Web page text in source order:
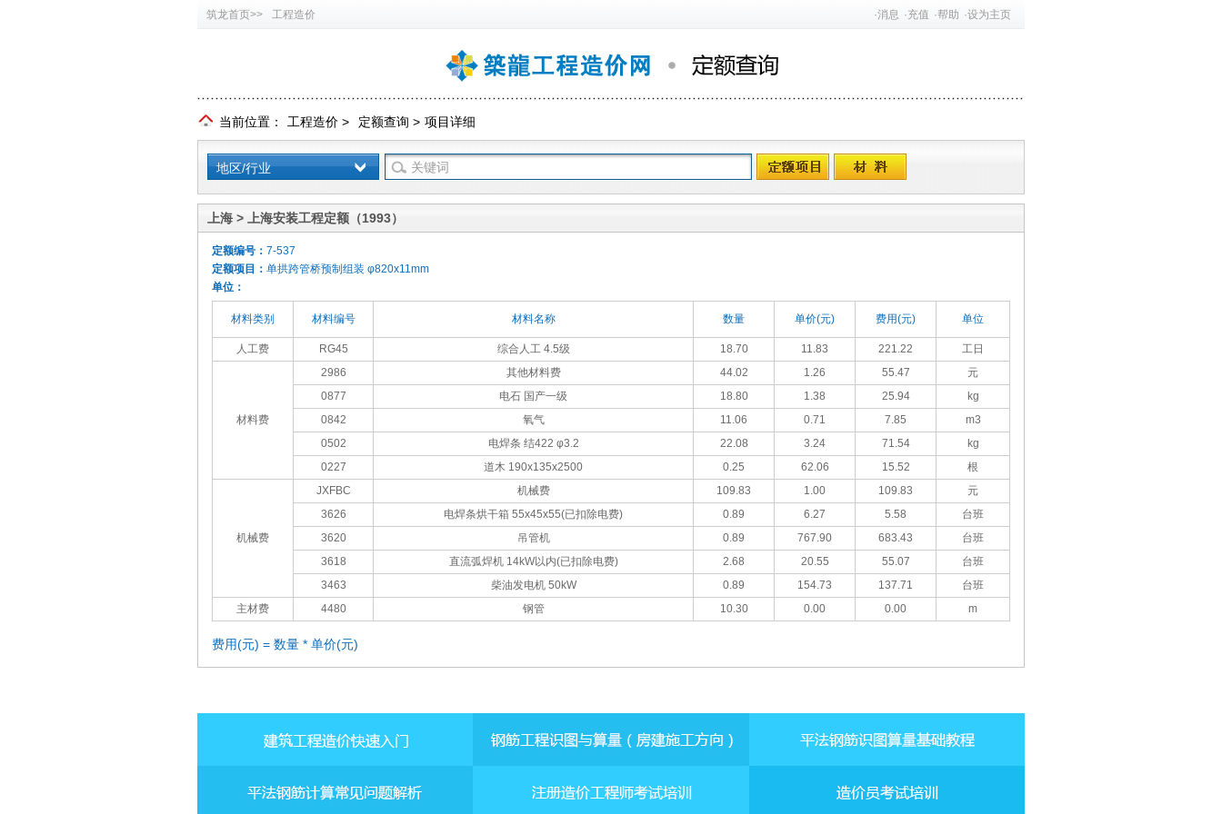
筑龙首页>> 工程造价 ·消息 ·充值 ·帮助 ·设为主页
当前位置： 工程造价 > 定额查询 > 项目详细
地区/行业
上海 > 上海安装工程定额（1993）
定额编号： 7-537
定额项目： 单拱跨管桥预制组装 φ820x11mm
单位：
材料类别 材料编号 材料名称 数量 单价(元) 费用(元) 单位
人工费 RG45 综合人工 4.5级 18.70 11.83 221.22 工日
材料费
2986 其他材料费 44.02 1.26 55.47
元
0877
电石 国产一级 18.80 1.38 25.94
kg
0842
氧气 11.06 0.71 7.85
m3
0502
电焊条 结422 φ3.2 22.08 3.24 71.54
kg
0227
道木 190x135x2500 0.25 62.06 15.52 根
机械费
JXFBC 机械费 109.83 1.00 109.83
元
3626
电焊条烘干箱 55x45x55(已扣除电费) 0.89 6.27 5.58
台班
3620
吊管机 0.89 767.90 683.43
台班
3618
直流弧焊机 14kW以内(已扣除电费) 2.68 20.55 55.07
台班
3463
柴油发电机 50kW 0.89 154.73 137.71
台班
主材费
4480 钢管 10.30 0.00 0.00 m
费用(元) = 数量 * 单价(元)